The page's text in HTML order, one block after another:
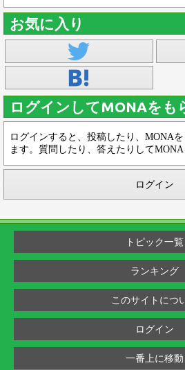
お気に入り
ログインしてMONAをも
ログインすると、投稿したり、MONA
ます。質問したり、答えたりしてMONA
ログイン
トピック一覧
ランキング
このサイトにつ
ログイン
一番上に移動